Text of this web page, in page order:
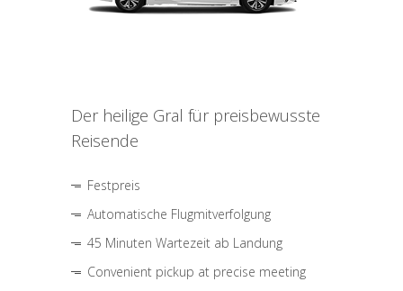
Der heilige Gral für preisbewusste
Reisende
Festpreis
Automatische Flugmitverfolgung
45 Minuten Wartezeit ab Landung
Convenient pickup at precise meeting